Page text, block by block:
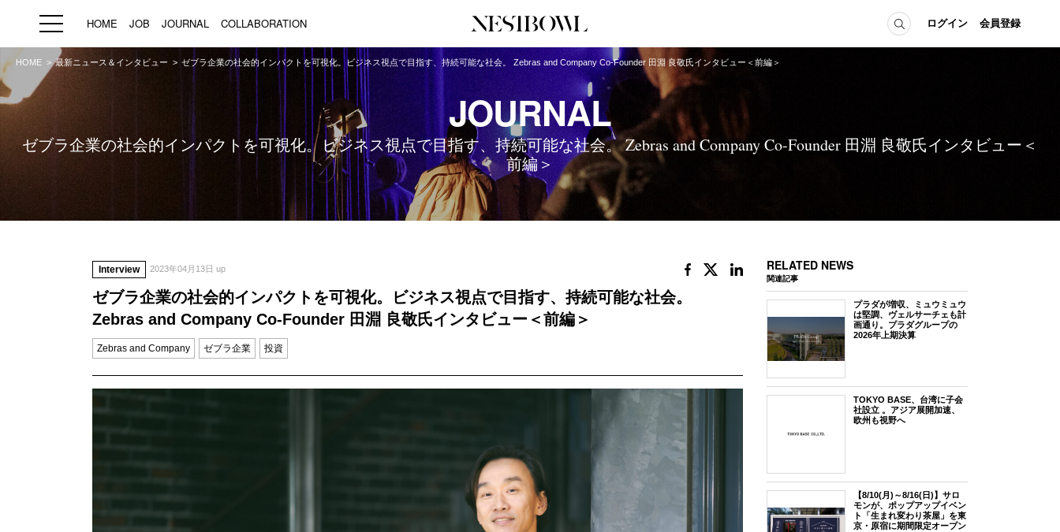
HOME JOB JOURNAL COLLABORATION ログイン 会員登録
HOME JOB
求人検索
新着求人
ブランド一覧
JOURNAL
インタビュー
エデュケーション
ニュース＆イベント
データ
COLLABORATION
コラボ募集一覧
コラボ募集記事
コラボ実績案内
初めての方へ
Q&A
会員登録
HOME 最新ニュース＆インタビュー ゼブラ企業の社会的インパクトを可視化。ビジネス視点で目指す、持続可能な社会。 Zebras and Company Co-Founder 田淵 良敬氏インタビュー＜前編＞
JOURNAL
ゼブラ企業の社会的インパクトを可視化。ビジネス視点で目指す、持続可能な社会。 Zebras and Company Co-Founder 田淵 良敬氏インタビュー＜
前編＞
Interview 2023年04月13日 up
ゼブラ企業の社会的インパクトを可視化。ビジネス視点で目指す、持続可能な社会。
Zebras and Company Co-Founder 田淵 良敬氏インタビュー＜前編＞
Zebras and Company ゼブラ企業 投資
RELATED NEWS
関連記事
プラダが増収、ミュウミュウ
は堅調、ヴェルサーチェも計
画通り。プラダグループの
2026年上期決算
TOKYO BASE、台湾に子会
社設立 。アジア展開加速、
欧州も視野へ
【8/10(月)～8/16(日)】サロ
モンが、ポップアップイベン
ト「生まれ変わり茶屋」を東
京・原宿に期間限定オープン